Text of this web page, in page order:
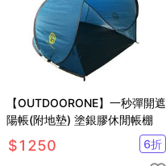
【OUTDOORONE】一秒彈開遮
陽帳(附地墊) 塗銀膠休閒帳棚
$1250 6折